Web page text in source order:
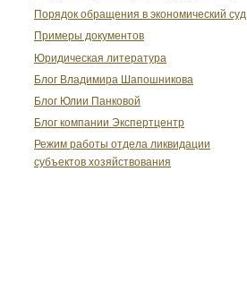
Порядок обращения в экономический суд
Примеры документов
Юридическая литература
Блог Владимира Шапошникова
Блог Юлии Панковой
Блог компании Экспертцентр
Режим работы отдела ликвидации
субъектов хозяйствования